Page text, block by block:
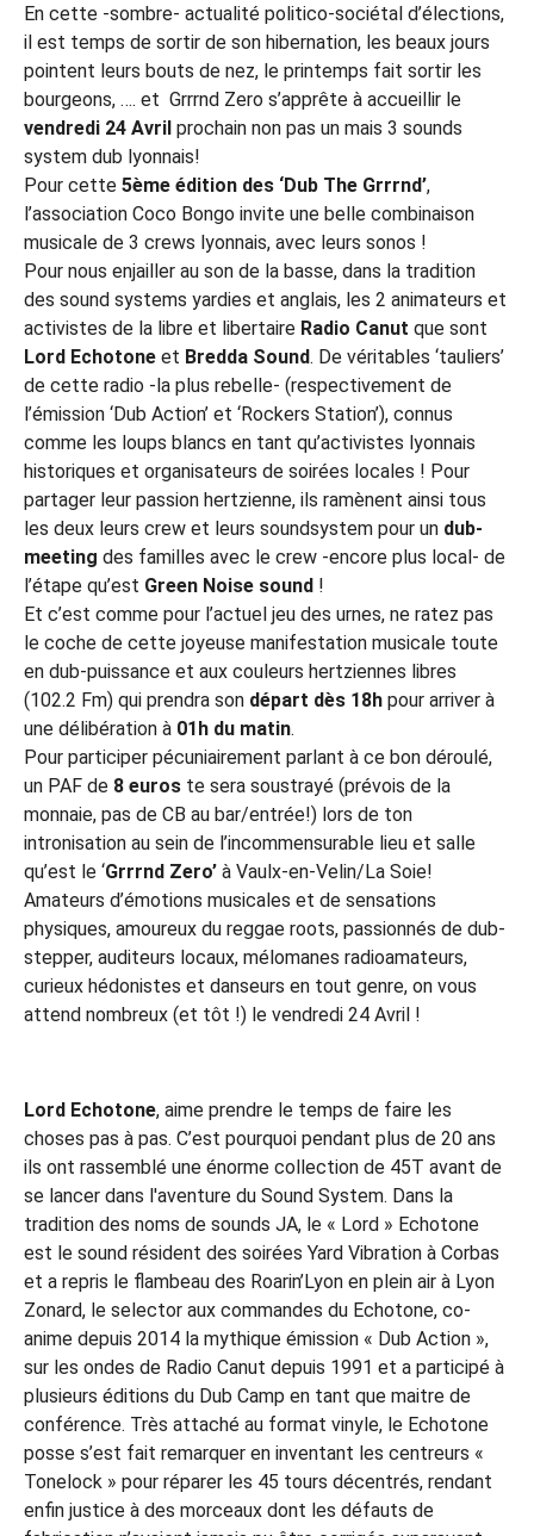
En cette -sombre- actualité politico-sociétal d’élections,
il est temps de sortir de son hibernation, les beaux jours
pointent leurs bouts de nez, le printemps fait sortir les
bourgeons, …. et Grrrnd Zero s’apprête à accueillir le
vendredi 24 Avril prochain non pas un mais 3 sounds
system dub lyonnais!
Pour cette 5ème édition des ‘Dub The Grrrnd’,
l’association Coco Bongo invite une belle combinaison
musicale de 3 crews lyonnais, avec leurs sonos !
Pour nous enjailler au son de la basse, dans la tradition
des sound systems yardies et anglais, les 2 animateurs et
activistes de la libre et libertaire Radio Canut que sont
Lord Echotone et Bredda Sound. De véritables ‘tauliers’
de cette radio -la plus rebelle- (respectivement de
l’émission ‘Dub Action’ et ‘Rockers Station’), connus
comme les loups blancs en tant qu’activistes lyonnais
historiques et organisateurs de soirées locales ! Pour
partager leur passion hertzienne, ils ramènent ainsi tous
les deux leurs crew et leurs soundsystem pour un dub-
meeting des familles avec le crew -encore plus local- de
l’étape qu’est Green Noise sound !
Et c’est comme pour l’actuel jeu des urnes, ne ratez pas
le coche de cette joyeuse manifestation musicale toute
en dub-puissance et aux couleurs hertziennes libres
(102.2 Fm) qui prendra son départ dès 18h pour arriver à
une délibération à 01h du matin.
Pour participer pécuniairement parlant à ce bon déroulé,
un PAF de 8 euros te sera soustrayé (prévois de la
monnaie, pas de CB au bar/entrée!) lors de ton
intronisation au sein de l’incommensurable lieu et salle
qu’est le ‘Grrrnd Zero’ à Vaulx-en-Velin/La Soie!
Amateurs d’émotions musicales et de sensations
physiques, amoureux du reggae roots, passionnés de dub-
stepper, auditeurs locaux, mélomanes radioamateurs,
curieux hédonistes et danseurs en tout genre, on vous
attend nombreux (et tôt !) le vendredi 24 Avril !
Lord Echotone, aime prendre le temps de faire les
choses pas à pas. C’est pourquoi pendant plus de 20 ans
ils ont rassemblé une énorme collection de 45T avant de
se lancer dans l'aventure du Sound System. Dans la
tradition des noms de sounds JA, le « Lord » Echotone
est le sound résident des soirées Yard Vibration à Corbas
et a repris le flambeau des Roarin’Lyon en plein air à Lyon
Zonard, le selector aux commandes du Echotone, co-
anime depuis 2014 la mythique émission « Dub Action »,
sur les ondes de Radio Canut depuis 1991 et a participé à
plusieurs éditions du Dub Camp en tant que maitre de
conférence. Très attaché au format vinyle, le Echotone
posse s’est fait remarquer en inventant les centreurs «
Tonelock » pour réparer les 45 tours décentrés, rendant
enfin justice à des morceaux dont les défauts de